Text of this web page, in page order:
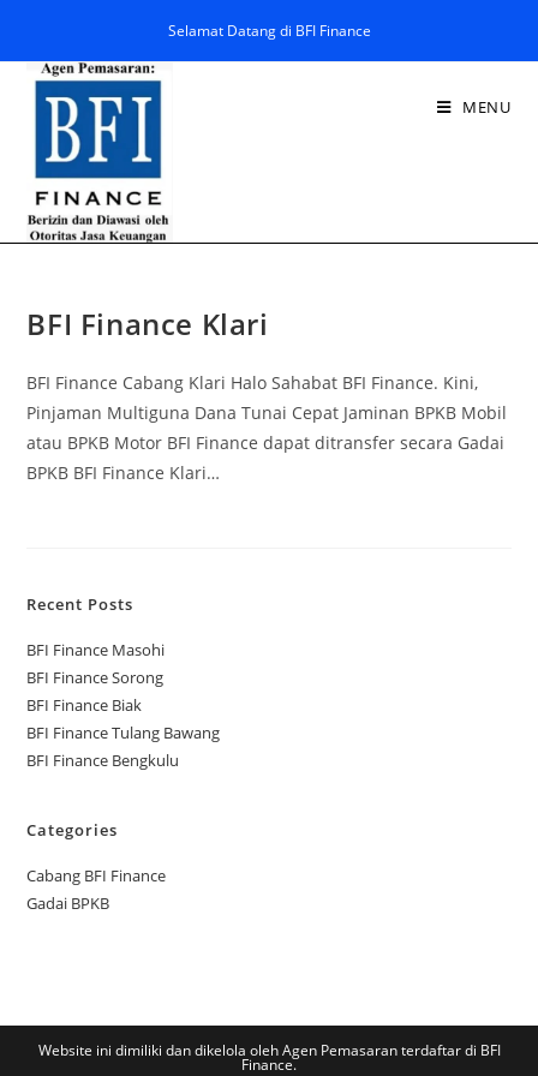
Selamat Datang di BFI Finance
MENU
BFI Finance Klari
BFI Finance Cabang Klari Halo Sahabat BFI Finance. Kini,
Pinjaman Multiguna Dana Tunai Cepat Jaminan BPKB Mobil
atau BPKB Motor BFI Finance dapat ditransfer secara Gadai
BPKB BFI Finance Klari…
Recent Posts
BFI Finance Masohi
BFI Finance Sorong
BFI Finance Biak
BFI Finance Tulang Bawang
BFI Finance Bengkulu
Categories
Cabang BFI Finance
Gadai BPKB
Website ini dimiliki dan dikelola oleh Agen Pemasaran terdaftar di BFI
Finance.